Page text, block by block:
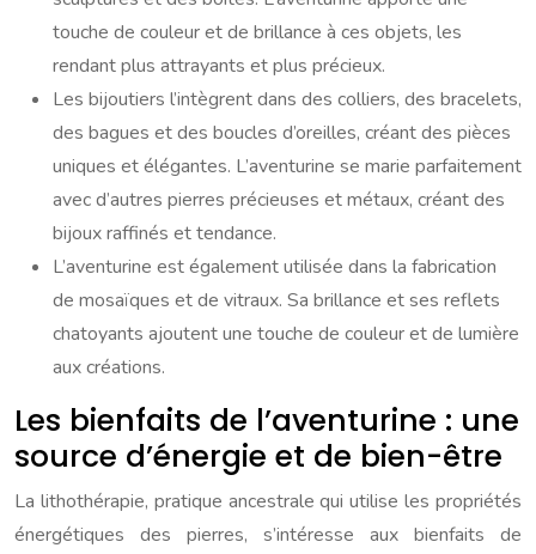
touche de couleur et de brillance à ces objets, les
rendant plus attrayants et plus précieux.
Les bijoutiers l’intègrent dans des colliers, des bracelets,
des bagues et des boucles d’oreilles, créant des pièces
uniques et élégantes. L’aventurine se marie parfaitement
avec d’autres pierres précieuses et métaux, créant des
bijoux raffinés et tendance.
L’aventurine est également utilisée dans la fabrication
de mosaïques et de vitraux. Sa brillance et ses reflets
chatoyants ajoutent une touche de couleur et de lumière
aux créations.
Les bienfaits de l’aventurine : une
source d’énergie et de bien-être
La lithothérapie, pratique ancestrale qui utilise les propriétés
énergétiques des pierres, s’intéresse aux bienfaits de